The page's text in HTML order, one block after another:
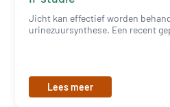
Jicht kan effectief worden
urinezuursynthese. Een recent
Lees meer